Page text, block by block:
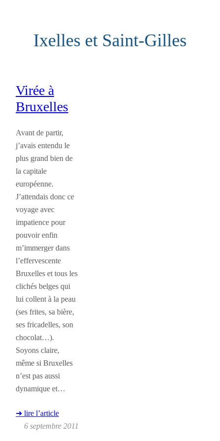
Ixelles et Saint-Gilles
Virée à
Bruxelles
Avant de partir,
j’avais entendu le
plus grand bien de
la capitale
européenne.
J’attendais donc ce
voyage avec
impatience pour
pouvoir enfin
m’immerger dans
l’effervescente
Bruxelles et tous les
clichés belges qui
lui collent à la peau
(ses frites, sa bière,
ses fricadelles, son
chocolat…).
Soyons claire,
même si Bruxelles
n’est pas aussi
dynamique et…
➜ lire l’article
6 septembre 2011